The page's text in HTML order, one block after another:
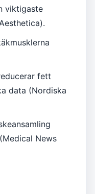
viktigaste
fett
data (Nordiska
News